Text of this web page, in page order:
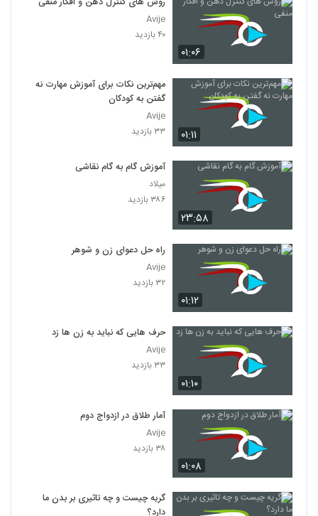
۰۱:۰۶
Avije
۴۰ بازدید
۰۱:۱۱
مهم‌ترین نکات برای آموزش مهارت نه
گفتن به کودکان
Avije
۳۳ بازدید
۲۳:۵۸
آموزش گام به گام نقاشی
میلاد
۳۸۶ بازدید
۰۱:۱۲
راه حل دعوای زن و شوهر
Avije
۳۲ بازدید
۰۱:۱۰
حرف هایی که نباید به زن ها زد
Avije
۳۳ بازدید
۰۱:۰۸
آمار طلاق در ازدواج دوم
Avije
۳۸ بازدید
گریه چیست و چه تاثیری بر بدن ما
دارد؟